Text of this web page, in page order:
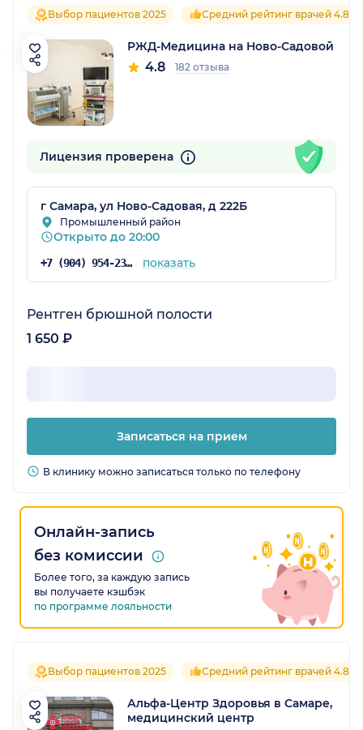
Выбор пациентов 2025 Средний рейтинг врачей 4.8
РЖД-Медицина на Ново-Садовой
4.8 182 отзыва
Лицензия проверена
г Самара, ул Ново-Садовая, д 222Б
Промышленный район
Открыто до 20:00
+7 (904) 954-23-83 показать
Рентген брюшной полости
1 650 ₽
Записаться на прием
В клинику можно записаться только по телефону
Онлайн-запись
без комиссии
Более того, за каждую запись
вы получаете кэшбэк
по программе лояльности
Выбор пациентов 2025 Средний рейтинг врачей 4.8
Альфа-Центр Здоровья в Самаре,
медицинский центр